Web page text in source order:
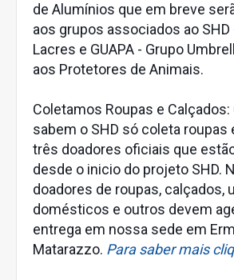
de Alumínios que em breve
aos grupos associados ao
Lacres e GUAPA - Grupo
aos Protetores de Animais.
Coletamos Roupas e
sabem o SHD só coleta roupas
três doadores oficiais que
desde o inicio do projeto SHD.
doadores de roupas, calçados,
domésticos e outros devem
entrega em nossa sede em
Matarazzo. Para saber mais